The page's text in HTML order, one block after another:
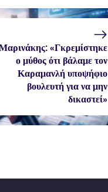
«Γκρεμίστηκε
ο μύθος ότι βάλαμε τον
Καραμανλή υποψήφιο
βουλευτή για να μην
δικαστεί»